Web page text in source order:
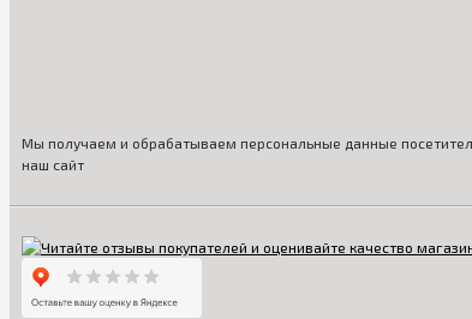
Мы получаем и обрабатываем персональные данные
наш сайт